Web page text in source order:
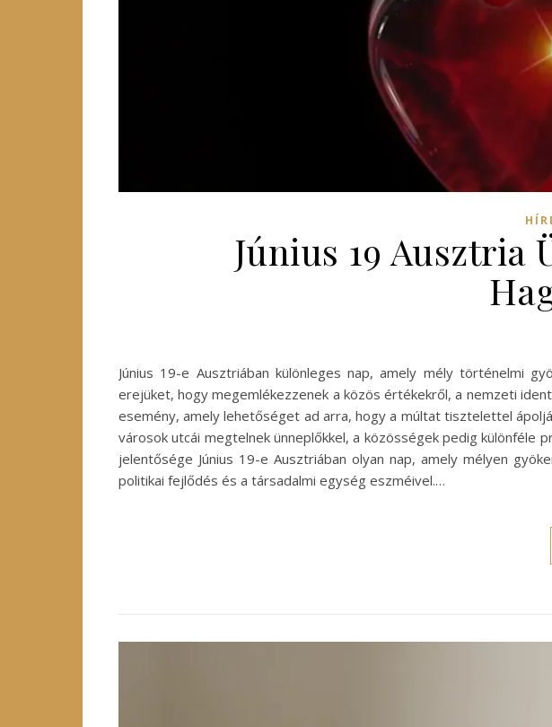
Június 19 Ausztria
Június 19-e Ausztriában különleges nap, amely mély történelmi
erejüket, hogy megemlékezzenek a közös értékekről, a nemzeti
esemény, amely lehetőséget ad arra, hogy a múltat tisztelettel
városok utcái megtelnek ünneplőkkel, a közösségek pedig
jelentősége Június 19-e Ausztriában olyan nap, amely mélyen
politikai fejlődés és a társadalmi egység eszméivel.…